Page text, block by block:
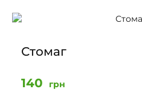
Стомаг
140 грн